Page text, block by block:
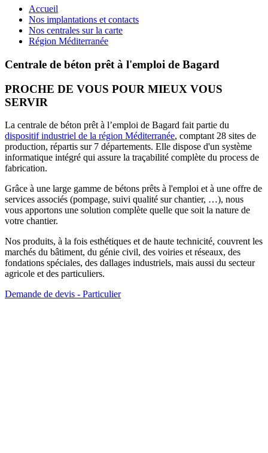
Accueil
Nos implantations et contacts
Nos centrales sur la carte
Région Méditerranée
Centrale de béton prêt à l'emploi de Bagard
PROCHE DE VOUS POUR MIEUX VOUS
SERVIR
La centrale de béton prêt à l’emploi de Bagard fait partie du
dispositif industriel de la région Méditerranée, comptant 28 sites de
production, répartis sur 7 départements. Elle dispose d'un système
informatique intégré qui assure la traçabilité complète du process de
fabrication.
Grâce à une large gamme de bétons prêts à l'emploi et à une offre de
services associés (pompage, suivi qualité sur chantier, …), nous
vous apportons une solution complète quelle que soit la nature de
votre chantier.
Nos produits, à la fois esthétiques et de haute technicité, couvrent les
marchés du bâtiment, du génie civil, des voiries et réseaux, des
fondations spéciales, des dallages industriels, mais aussi du secteur
agricole et des particuliers.
Demande de devis - Particulier